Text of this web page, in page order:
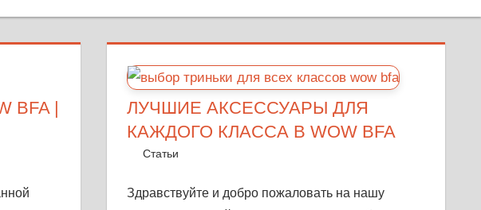
BFA |
ЛУЧШИЕ АКСЕССУАРЫ ДЛЯ
КАЖДОГО КЛАССА В WOW BFA
26 октября, 2018
Warka
Статьи
Здравствуйте и добро пожаловать на нашу